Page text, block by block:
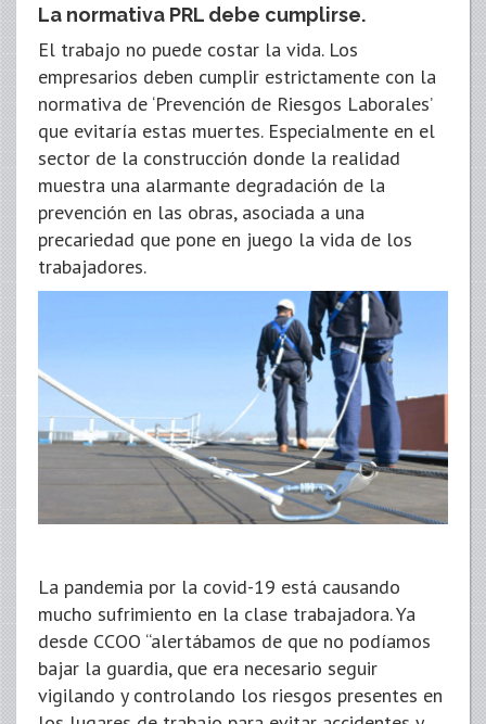
La normativa PRL debe cumplirse.
El trabajo no puede costar la vida. Los
empresarios deben cumplir estrictamente con la
normativa de ‘Prevención de Riesgos Laborales’
que evitaría estas muertes. Especialmente en el
sector de la construcción donde la realidad
muestra una alarmante degradación de la
prevención en las obras, asociada a una
precariedad que pone en juego la vida de los
trabajadores.
La pandemia por la covid-19 está causando
mucho sufrimiento en la clase trabajadora. Ya
desde CCOO “alertábamos de que no podíamos
bajar la guardia, que era necesario seguir
vigilando y controlando los riesgos presentes en